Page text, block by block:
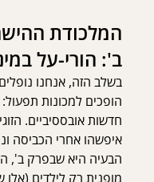
המלכודת
ב': הורי-על
בשלב הזה, אנחנו
הופכים למכונות
חדשות אובססיביים.
איפשהו אחרי הכביסה
הבעיה היא שבפרק ב',
מופנית רק לילדים